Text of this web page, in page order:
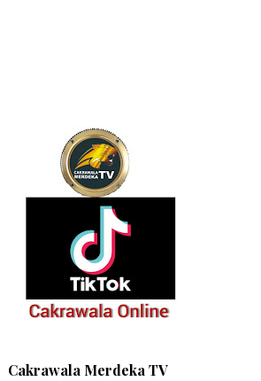
Cakrawala Merdeka TV